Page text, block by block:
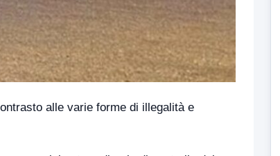
alle varie forme di illegalità e